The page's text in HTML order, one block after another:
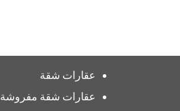
عقارات شقة
عقارات شقة مفروشة